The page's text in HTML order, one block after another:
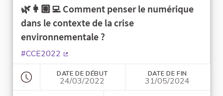
🌿👩🏽‍💻 Comment penser le numérique
dans le contexte de la crise
environnementale ?
#CCE2022
DATE DE DÉBUT
24/03/2022
DATE DE FIN
31/05/2024